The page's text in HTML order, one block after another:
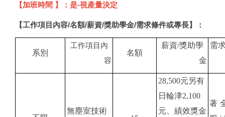
【加班時間 】：是-視產量決定
【工作項目內容/名額/薪資/獎助學金/需求條件或專長】：
系別
工作項目內
容
名額
薪資/獎助學
金
需
無塵室技術
28,500元另有
日輪津2,100
元、績效獎金
著